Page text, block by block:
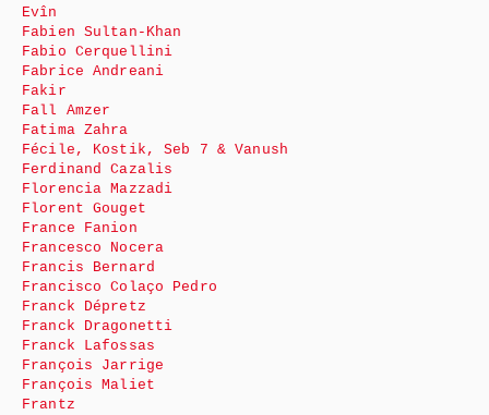
Evîn
Fabien Sultan-Khan
Fabio Cerquellini
Fabrice Andreani
Fakir
Fall Amzer
Fatima Zahra
Fécile, Kostik, Seb 7 & Vanush
Ferdinand Cazalis
Florencia Mazzadi
Florent Gouget
France Fanion
Francesco Nocera
Francis Bernard
Francisco Colaço Pedro
Franck Dépretz
Franck Dragonetti
Franck Lafossas
François Jarrige
François Maliet
Frantz